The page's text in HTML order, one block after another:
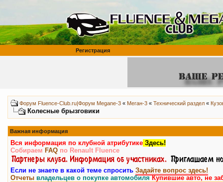
Регистрация
Форум Fluence-Club.ru|Форум Megane-3 « Меган-3 « Технический раздел «
Колесные брызговики
Важная информация
Вся информация по клубной атрибутике Здесь!
Собираем FAQ по Renault Fluence
Если не знаете в какой теме спросить Задайте вопрос здесь!
Отчеты владельцев о покупке автомобиляКупившие авто, не